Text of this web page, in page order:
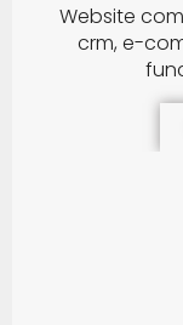
Website
crm, e-